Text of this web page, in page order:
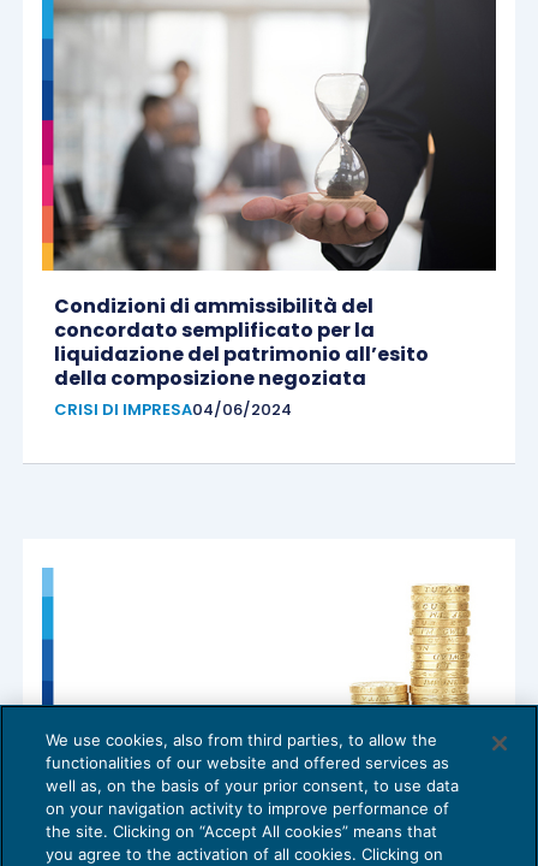
Condizioni di ammissibilità del
concordato semplificato per la
liquidazione del patrimonio all’esito
della composizione negoziata
CRISI DI IMPRESA04/06/2024
We use cookies, also from third parties, to allow the
functionalities of our website and offered services as
well as, on the basis of your prior consent, to use data
on your navigation activity to improve performance of
the site. Clicking on “Accept All cookies” means that
you agree to the activation of all cookies. Clicking on